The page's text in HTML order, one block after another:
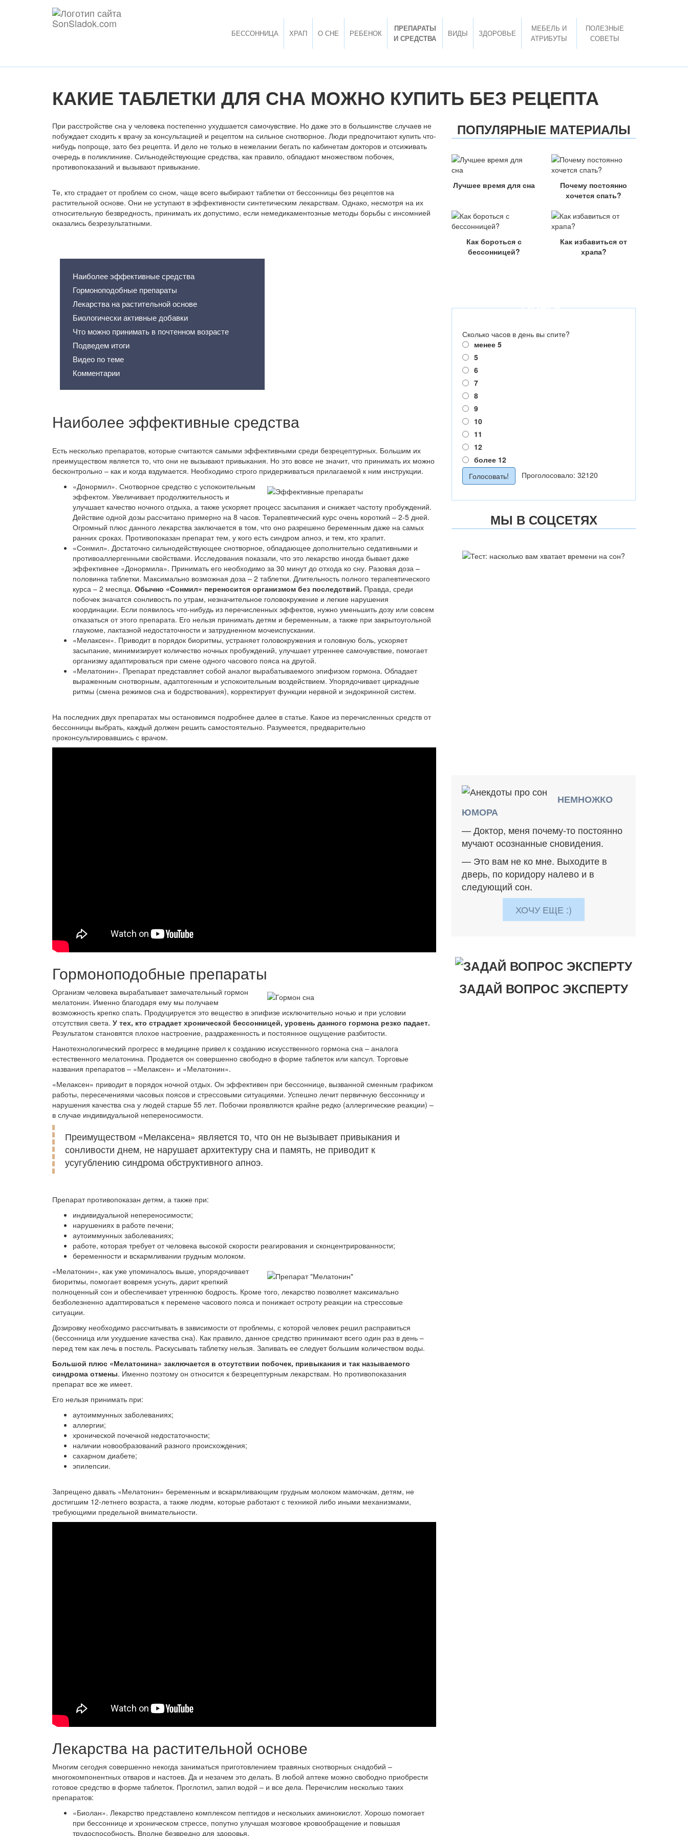
БЕССОННИЦА ХРАП О СНЕ РЕБЕНОК
ПРЕПАРАТЫ
И СРЕДСТВА
ВИДЫ ЗДОРОВЬЕ
МЕБЕЛЬ И
АТРИБУТЫ
ПОЛЕЗНЫЕ
СОВЕТЫ
КАКИЕ ТАБЛЕТКИ ДЛЯ СНА МОЖНО КУПИТЬ БЕЗ РЕЦЕПТА
При расстройстве сна у человека постепенно ухудшается самочувствие. Но даже это в большинстве случаев не
побуждает сходить к врачу за консультацией и рецептом на сильное снотворное. Люди предпочитают купить что-
нибудь попроще, зато без рецепта. И дело не только в нежелании бегать по кабинетам докторов и отсиживать
очередь в поликлинике. Сильнодействующие средства, как правило, обладают множеством побочек,
противопоказаний и вызывают привыкание.
Те, кто страдает от проблем со сном, чаще всего выбирают таблетки от бессонницы без рецептов на
растительной основе. Они не уступают в эффективности синтетическим лекарствам. Однако, несмотря на их
относительную безвредность, принимать их допустимо, если немедикаментозные методы борьбы с инсомнией
оказались безрезультатными.
Наиболее эффективные средства
Гормоноподобные препараты
Лекарства на растительной основе
Биологически активные добавки
Что можно принимать в почтенном возрасте
Подведем итоги
Видео по теме
Комментарии
Наиболее эффективные средства
Есть несколько препаратов, которые считаются самыми эффективными среди безрецептурных. Большим их
преимуществом является то, что они не вызывают привыкания. Но это вовсе не значит, что принимать их можно
бесконтрольно – как и когда вздумается. Необходимо строго придерживаться прилагаемой к ним инструкции.
«Донормил». Снотворное средство с успокоительным
эффектом. Увеличивает продолжительность и
улучшает качество ночного отдыха, а также ускоряет процесс засыпания и снижает частоту пробуждений.
Действие одной дозы рассчитано примерно на 8 часов. Терапевтический курс очень короткий – 2-5 дней.
Огромный плюс данного лекарства заключается в том, что оно разрешено беременным даже на самых
ранних сроках. Противопоказан препарат тем, у кого есть синдром апноэ, и тем, кто храпит.
«Сонмил». Достаточно сильнодействующее снотворное, обладающее дополнительно седативными и
противоаллергенными свойствами. Исследования показали, что это лекарство иногда бывает даже
эффективнее «Донормила». Принимать его необходимо за 30 минут до отхода ко сну. Разовая доза –
половинка таблетки. Максимально возможная доза – 2 таблетки. Длительность полного терапевтического
курса – 2 месяца. Обычно «Сонмил» переносится организмом без последствий. Правда, среди
побочек значатся сонливость по утрам, незначительное головокружение и легкие нарушения
координации. Если появилось что-нибудь из перечисленных эффектов, нужно уменьшить дозу или совсем
отказаться от этого препарата. Его нельзя принимать детям и беременным, а также при закрытоугольной
глаукоме, лактазной недостаточности и затрудненном мочеиспускании.
«Мелаксен». Приводит в порядок биоритмы, устраняет головокружения и головную боль, ускоряет
засыпание, минимизирует количество ночных пробуждений, улучшает утреннее самочувствие, помогает
организму адаптироваться при смене одного часового пояса на другой.
«Мелатонин». Препарат представляет собой аналог вырабатываемого эпифизом гормона. Обладает
выраженным снотворным, адаптогенным и успокоительным воздействием. Упорядочивает циркадные
ритмы (смена режимов сна и бодрствования), корректирует функции нервной и эндокринной систем.
На последних двух препаратах мы остановимся подробнее далее в статье. Какое из перечисленных средств от
бессонницы выбрать, каждый должен решить самостоятельно. Разумеется, предварительно
проконсультировавшись с врачом.
Гормоноподобные препараты
Организм человека вырабатывает замечательный гормон
мелатонин. Именно благодаря ему мы получаем
возможность крепко спать. Продуцируется это вещество в эпифизе исключительно ночью и при условии
отсутствия света. У тех, кто страдает хронической бессонницей, уровень данного гормона резко падает.
Результатом становятся плохое настроение, раздраженность и постоянное ощущение разбитости.
Нанотехнологический прогресс в медицине привел к созданию искусственного гормона сна – аналога
естественного мелатонина. Продается он совершенно свободно в форме таблеток или капсул. Торговые
названия препаратов – «Мелаксен» и «Мелатонин».
«Мелаксен» приводит в порядок ночной отдых. Он эффективен при бессоннице, вызванной сменным графиком
работы, пересечениями часовых поясов и стрессовыми ситуациями. Успешно лечит первичную бессонницу и
нарушения качества сна у людей старше 55 лет. Побочки проявляются крайне редко (аллергические реакции) –
в случае индивидуальной непереносимости.
Преимуществом «Мелаксена» является то, что он не вызывает привыкания и
сонливости днем, не нарушает архитектуру сна и память, не приводит к
усугублению синдрома обструктивного апноэ.
Препарат противопоказан детям, а также при:
индивидуальной непереносимости;
нарушениях в работе печени;
аутоиммунных заболеваниях;
работе, которая требует от человека высокой скорости реагирования и сконцентрированности;
беременности и вскармливании грудным молоком.
«Мелатонин», как уже упоминалось выше, упорядочивает
биоритмы, помогает вовремя уснуть, дарит крепкий
полноценный сон и обеспечивает утреннюю бодрость. Кроме того, лекарство позволяет максимально
безболезненно адаптироваться к перемене часового пояса и понижает остроту реакции на стрессовые
ситуации.
Дозировку необходимо рассчитывать в зависимости от проблемы, с которой человек решил расправиться
(бессонница или ухудшение качества сна). Как правило, данное средство принимают всего один раз в день –
перед тем как лечь в постель. Раскусывать таблетку нельзя. Запивать ее следует большим количеством воды.
Большой плюс «Мелатонина» заключается в отсутствии побочек, привыкания и так называемого
синдрома отмены. Именно поэтому он относится к безрецептурным лекарствам. Но противопоказания
препарат все же имеет.
Его нельзя принимать при:
аутоиммунных заболеваниях;
аллергии;
хронической почечной недостаточности;
наличии новообразований разного происхождения;
сахарном диабете;
эпилепсии.
Запрещено давать «Мелатонин» беременным и вскармливающим грудным молоком мамочкам, детям, не
достигшим 12-летнего возраста, а также людям, которые работают с техникой либо иными механизмами,
требующими предельной внимательности.
Лекарства на растительной основе
Многим сегодня совершенно некогда заниматься приготовлением травяных снотворных снадобий –
многокомпонентных отваров и настоев. Да и незачем это делать. В любой аптеке можно свободно приобрести
готовое средство в форме таблеток. Проглотил, запил водой – и все дела. Перечислим несколько таких
препаратов:
«Биолан». Лекарство представлено комплексом пептидов и нескольких аминокислот. Хорошо помогает
при бессоннице и хроническом стрессе, попутно улучшая мозговое кровообращение и повышая
трудоспособность. Вполне безвредно для здоровья.
ПОПУЛЯРНЫЕ МАТЕРИАЛЫ
Лучшее время для сна
Почему постоянно
хочется спать?
Как бороться с
бессонницей?
Как избавиться от
храпа?
ОПРОС
Сколько часов в день вы спите?
менее 5
5
6
7
8
9
10
11
12
более 12
Проголосовало: 32120
МЫ В СОЦСЕТЯХ
НЕМНОЖКО
ЮМОРА
— Доктор, меня почему-то постоянно
мучают осознанные сновидения.
— Это вам не ко мне. Выходите в
дверь, по коридору налево и в
следующий сон.
ХОЧУ ЕЩЕ :)
ЗАДАЙ ВОПРОС ЭКСПЕРТУ